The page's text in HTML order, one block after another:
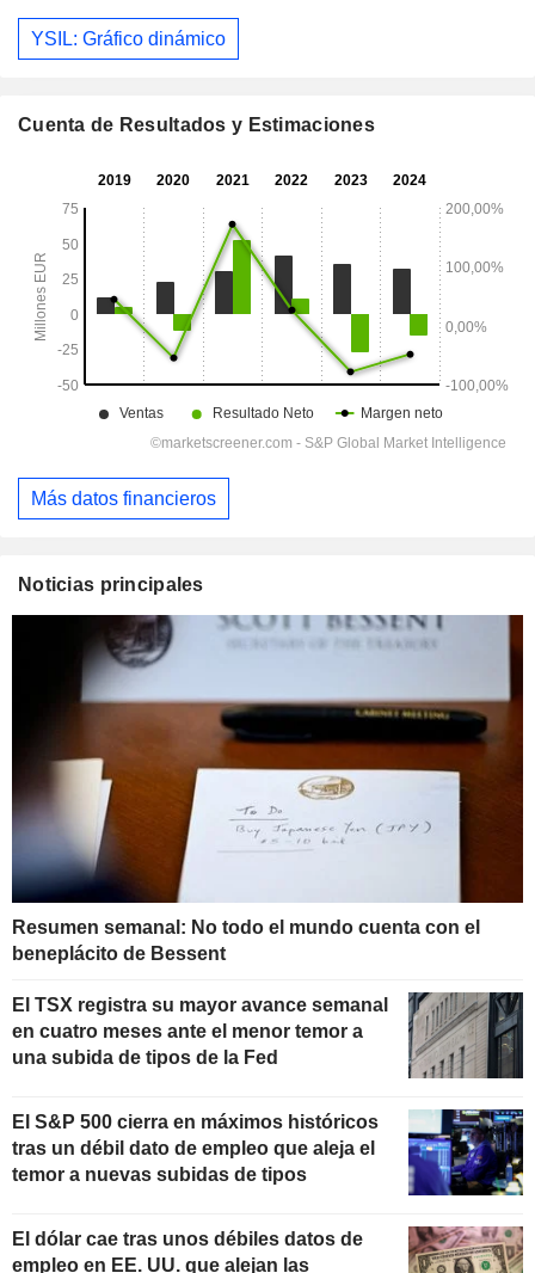
YSIL: Gráfico dinámico
Cuenta de Resultados y Estimaciones
Más datos financieros
Noticias principales
Resumen semanal: No todo el mundo cuenta con el
beneplácito de Bessent
El TSX registra su mayor avance semanal
en cuatro meses ante el menor temor a
una subida de tipos de la Fed
El S&P 500 cierra en máximos históricos
tras un débil dato de empleo que aleja el
temor a nuevas subidas de tipos
El dólar cae tras unos débiles datos de
empleo en EE. UU. que alejan las